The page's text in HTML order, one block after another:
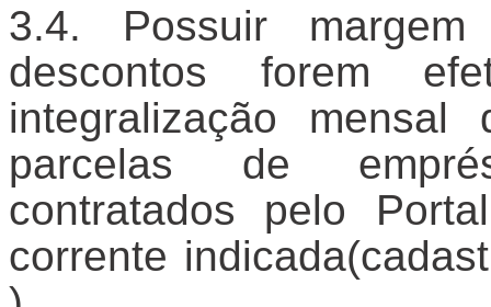
Possuir
descontos forem
integralização
parcelas de
contratados pelo
corrente